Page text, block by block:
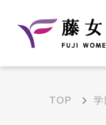
TOP 学